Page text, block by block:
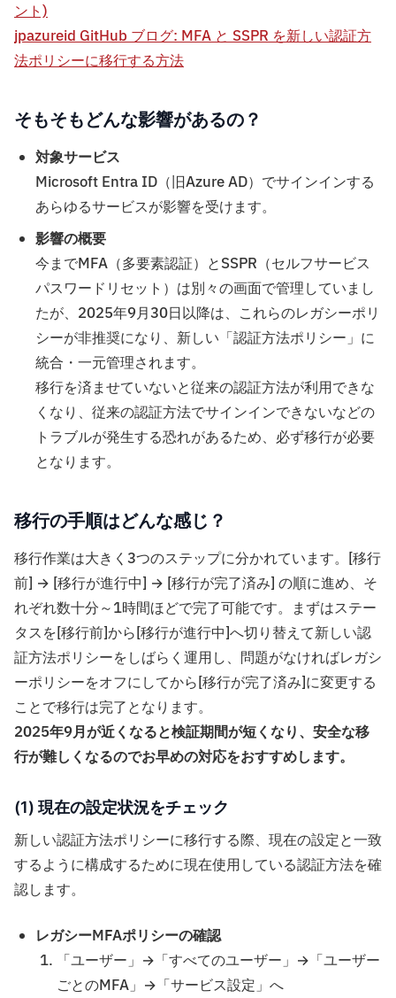
ント)
jpazureid GitHub ブログ: MFA と SSPR を新しい認証方
法ポリシーに移行する方法
そもそもどんな影響があるの？
対象サービス
Microsoft Entra ID（旧Azure AD）でサインインする
あらゆるサービスが影響を受けます。
影響の概要
今までMFA（多要素認証）とSSPR（セルフサービス
パスワードリセット）は別々の画面で管理していまし
たが、2025年9月30日以降は、これらのレガシーポリ
シーが非推奨になり、新しい「認証方法ポリシー」に
統合・一元管理されます。
移行を済ませていないと従来の認証方法が利用できな
くなり、従来の認証方法でサインインできないなどの
トラブルが発生する恐れがあるため、必ず移行が必要
となります。
移行の手順はどんな感じ？
移行作業は大きく3つのステップに分かれています。[移行
前] → [移行が進行中] → [移行が完了済み] の順に進め、そ
れぞれ数十分～1時間ほどで完了可能です。まずはステー
タスを[移行前]から[移行が進行中]へ切り替えて新しい認
証方法ポリシーをしばらく運用し、問題がなければレガシ
ーポリシーをオフにしてから[移行が完了済み]に変更する
ことで移行は完了となります。
2025年9月が近くなると検証期間が短くなり、安全な移
行が難しくなるのでお早めの対応をおすすめします。
(1) 現在の設定状況をチェック
新しい認証方法ポリシーに移行する際、現在の設定と一致
するように構成するために現在使用している認証方法を確
認します。
レガシーMFAポリシーの確認
「ユーザー」→「すべてのユーザー」→「ユーザー
ごとのMFA」→「サービス設定」へ